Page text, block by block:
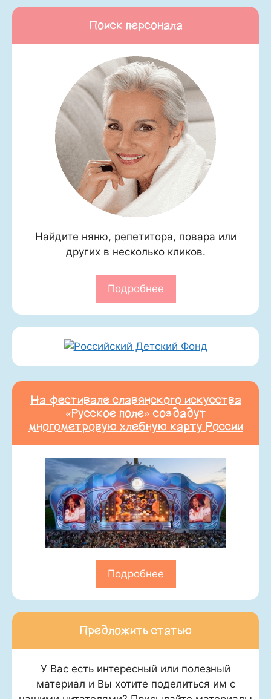
Поиск персонала
Найдите няню, репетитора, повара или
других в несколько кликов.
Подробнее
На фестивале славянского искусства
«Русское поле» создадут
многометровую хлебную карту России
Подробнее
Предложить статью
У Вас есть интересный или полезный
материал и Вы хотите поделиться им с